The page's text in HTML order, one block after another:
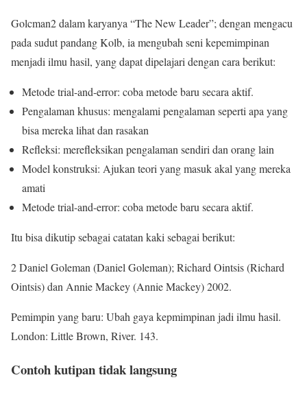
Golcman2 dalam karyanya “The New Leader”; dengan mengacu
pada sudut pandang Kolb, ia mengubah seni kepemimpinan
menjadi ilmu hasil, yang dapat dipelajari dengan cara berikut:
Metode trial-and-error: coba metode baru secara aktif.
Pengalaman khusus: mengalami pengalaman seperti apa yang
bisa mereka lihat dan rasakan
Refleksi: merefleksikan pengalaman sendiri dan orang lain
Model konstruksi: Ajukan teori yang masuk akal yang mereka
amati
Metode trial-and-error: coba metode baru secara aktif.
Itu bisa dikutip sebagai catatan kaki sebagai berikut:
2 Daniel Goleman (Daniel Goleman); Richard Ointsis (Richard
Ointsis) dan Annie Mackey (Annie Mackey) 2002.
Pemimpin yang baru: Ubah gaya kepmimpinan jadi ilmu hasil.
London: Little Brown, River. 143.
Contoh kutipan tidak langsung